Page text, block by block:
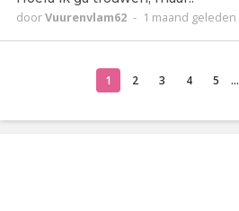
doorVuurenvlam62 - 1 maand geleden
1 2 3 4 5 ...